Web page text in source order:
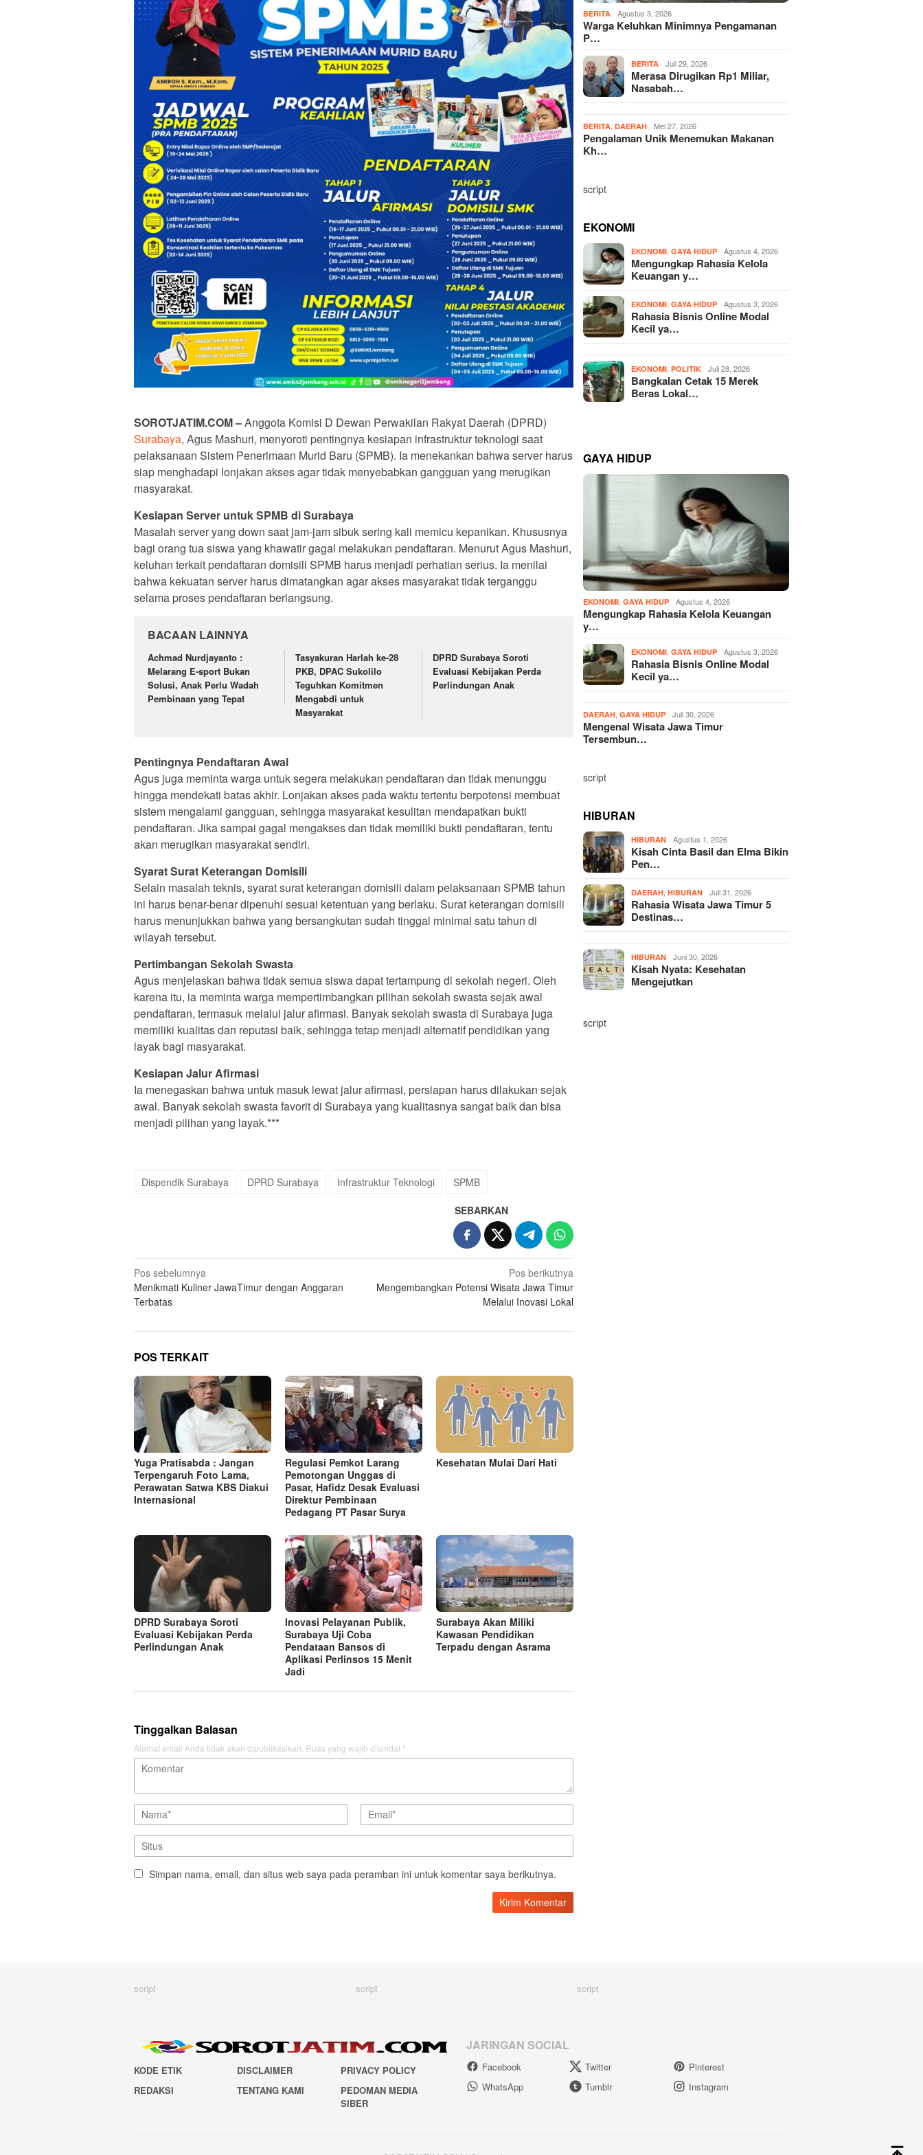
SOROTJATIM.COM–Anggota Komisi D Dewan Perwakilan Rakyat Daerah (DPRD)
Surabaya, Agus Mashuri, menyoroti pentingnya kesiapan infrastruktur teknologi saat
pelaksanaan Sistem Penerimaan Murid Baru (SPMB). Ia menekankan bahwa server harus
siap menghadapi lonjakan akses agar tidak menyebabkan gangguan yang merugikan
masyarakat.
Kesiapan Server untuk SPMB di Surabaya
Masalah server yang down saat jam-jam sibuk sering kali memicu kepanikan. Khususnya
bagi orang tua siswa yang khawatir gagal melakukan pendaftaran. Menurut Agus Mashuri,
keluhan terkait pendaftaran domisili SPMB harus menjadi perhatian serius. Ia menilai
bahwa kekuatan server harus dimatangkan agar akses masyarakat tidak terganggu
selama proses pendaftaran berlangsung.
BACAAN LAINNYA
Achmad Nurdjayanto :
Melarang E-sport Bukan
Solusi, Anak Perlu Wadah
Pembinaan yang Tepat
Tasyakuran Harlah ke-28
PKB, DPAC Sukolilo
Teguhkan Komitmen
Mengabdi untuk
Masyarakat
DPRD Surabaya Soroti
Evaluasi Kebijakan Perda
Perlindungan Anak
Pentingnya Pendaftaran Awal
Agus juga meminta warga untuk segera melakukan pendaftaran dan tidak menunggu
hingga mendekati batas akhir. Lonjakan akses pada waktu tertentu berpotensi membuat
sistem mengalami gangguan, sehingga masyarakat kesulitan mendapatkan bukti
pendaftaran. Jika sampai gagal mengakses dan tidak memiliki bukti pendaftaran, tentu
akan merugikan masyarakat sendiri.
Syarat Surat Keterangan Domisili
Selain masalah teknis, syarat surat keterangan domisili dalam pelaksanaan SPMB tahun
ini harus benar-benar dipenuhi sesuai ketentuan yang berlaku. Surat keterangan domisili
harus menunjukkan bahwa yang bersangkutan sudah tinggal minimal satu tahun di
wilayah tersebut.
Pertimbangan Sekolah Swasta
Agus menjelaskan bahwa tidak semua siswa dapat tertampung di sekolah negeri. Oleh
karena itu, ia meminta warga mempertimbangkan pilihan sekolah swasta sejak awal
pendaftaran, termasuk melalui jalur afirmasi. Banyak sekolah swasta di Surabaya juga
memiliki kualitas dan reputasi baik, sehingga tetap menjadi alternatif pendidikan yang
layak bagi masyarakat.
Kesiapan Jalur Afirmasi
Ia menegaskan bahwa untuk masuk lewat jalur afirmasi, persiapan harus dilakukan sejak
awal. Banyak sekolah swasta favorit di Surabaya yang kualitasnya sangat baik dan bisa
menjadi pilihan yang layak.***
Dispendik Surabaya DPRD Surabaya Infrastruktur Teknologi SPMB
SEBARKAN
Navigasi
pos
Pos sebelumnya
Menikmati Kuliner JawaTimur dengan Anggaran
Terbatas
Pos berikutnya
Mengembangkan Potensi Wisata Jawa Timur
Melalui Inovasi Lokal
POS TERKAIT
Yuga Pratisabda : Jangan
Terpengaruh Foto Lama,
Perawatan Satwa KBS Diakui
Internasional
Regulasi Pemkot Larang
Pemotongan Unggas di
Pasar, Hafidz Desak Evaluasi
Direktur Pembinaan
Pedagang PT Pasar Surya
Kesehatan Mulai Dari Hati
DPRD Surabaya Soroti
Evaluasi Kebijakan Perda
Perlindungan Anak
Inovasi Pelayanan Publik,
Surabaya Uji Coba
Pendataan Bansos di
Aplikasi Perlinsos 15 Menit
Jadi
Surabaya Akan Miliki
Kawasan Pendidikan
Terpadu dengan Asrama
Tinggalkan Balasan
Alamat email Anda tidak akan dipublikasikan. Ruas yang wajib ditandai *
Simpan nama, email, dan situs web saya pada peramban ini untuk komentar saya berikutnya.
BERITA Agustus 3, 2026
Warga Keluhkan Minimnya Pengamanan
P…
BERITA Juli 29, 2026
Merasa Dirugikan Rp1 Miliar,
Nasabah…
BERITA ,DAERAH Mei 27, 2026
Pengalaman Unik Menemukan Makanan
Kh…
script
EKONOMI
EKONOMI ,GAYA HIDUP Agustus 4, 2026
Mengungkap Rahasia Kelola
Keuangan y…
EKONOMI ,GAYA HIDUP Agustus 3, 2026
Rahasia Bisnis Online Modal
Kecil ya…
EKONOMI ,POLITIK Juli 28, 2026
Bangkalan Cetak 15 Merek
Beras Lokal…
GAYA HIDUP
EKONOMI ,GAYA HIDUP Agustus 4, 2026
Mengungkap Rahasia Kelola Keuangan
y…
EKONOMI ,GAYA HIDUP Agustus 3, 2026
Rahasia Bisnis Online Modal
Kecil ya…
DAERAH ,GAYA HIDUP Juli 30, 2026
Mengenal Wisata Jawa Timur
Tersembun…
script
HIBURAN
HIBURAN Agustus 1, 2026
Kisah Cinta Basil dan Elma Bikin
Pen…
DAERAH ,HIBURAN Juli 31, 2026
Rahasia Wisata Jawa Timur 5
Destinas…
HIBURAN Juni 30, 2026
Kisah Nyata: Kesehatan
Mengejutkan
script
script script script
KODE ETIK DISCLAIMER
PRIVACY POLICY
REDAKSI
TENTANG KAMI
PEDOMAN MEDIA
SIBER
JARINGAN SOCIAL
Facebook Twitter
Pinterest
WhatsApp
Tumblr Instagram